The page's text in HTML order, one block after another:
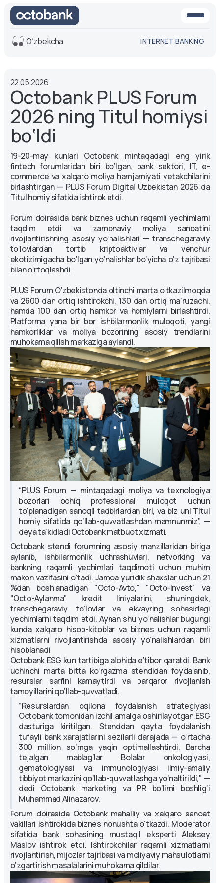
O'rta
versiya
versiya
Ovoz
Matn o'lchami
Aa -
Aa +
Oʻzbekcha INTERNET BANKING
22.05.2026
Octobank PLUS Forum
2026 ning Titul homiysi
bo‘ldi
19-20-may kunlari Octobank mintaqadagi eng yirik
fintech forumlaridan biri bo‘lgan, bank sektori, IT, e-
commerce va xalqaro moliya hamjamiyati yetakchilarini
birlashtirgan — PLUS Forum Digital Uzbekistan 2026 da
Titul homiy sifatida ishtirok etdi.
Forum doirasida bank biznes uchun raqamli yechimlarni
taqdim etdi va zamonaviy moliya sanoatini
rivojlantirishning asosiy yo‘nalishlari — transchegaraviy
to‘lovlardan tortib kriptoaktivlar va venchur
ekotizimigacha bo‘lgan yo‘nalishlar bo‘yicha o‘z tajribasi
bilan o‘rtoqlashdi.
PLUS Forum O‘zbekistonda oltinchi marta o‘tkazilmoqda
va 2600 dan ortiq ishtirokchi, 130 dan ortiq ma’ruzachi,
hamda 100 dan ortiq hamkor va homiylarni birlashtirdi.
Platforma yana bir bor ishbilarmonlik muloqoti, yangi
hamkorliklar va moliya bozorining asosiy trendlarini
muhokama qilish markaziga aylandi.
“PLUS Forum — mintaqadagi moliya va texnologiya
bozorlari ochiq professional muloqot uchun
to’planadigan sanoqli tadbirlardan biri, va biz uni Titul
homiy sifatida qo‘llab-quvvatlashdan mamnunmiz”, —
deya ta’kidladi Octobank matbuot xizmati.
Octobank stendi forumning asosiy manzillaridan biriga
aylanib, ishbilarmonlik uchrashuvlari, netvorking va
bankning raqamli yechimlari taqdimoti uchun muhim
makon vazifasini o‘tadi. Jamoa yuridik shaxslar uchun 21
%dan boshlanadigan "Octo-Avto," "Octo-Invest" va
"Octo-Aylanma" kredit liniyalarini, shuningdek,
transchegaraviy to‘lovlar va ekvayring sohasidagi
yechimlarni taqdim etdi. Aynan shu yo‘nalishlar bugungi
kunda xalqaro hisob-kitoblar va biznes uchun raqamli
xizmatlarni rivojlantirishda asosiy yo‘nalishlardan biri
hisoblanadi
Octobank ESG kun tartibiga alohida e’tibor qaratdi. Bank
uchinchi marta bitta ko‘rgazma stendidan foydalanib,
resurslar sarfini kamaytirdi va barqaror rivojlanish
tamoyillarini qo‘llab-quvvatladi.
“Resurslardan oqilona foydalanish strategiyasi
Octobank tomonidan izchil amalga oshirilayotgan ESG
dasturiga kiritilgan. Stenddan qayta foydalanish
tufayli bank xarajatlarini sezilarli darajada — o‘rtacha
300 million so‘mga yaqin optimallashtirdi. Barcha
tejalgan mablag‘lar Bolalar onkologiyasi,
gematologiyasi va immunologiyasi ilmiy-amaliy
tibbiyot markazini qo‘llab-quvvatlashga yo‘naltirildi," —
dedi Octobank marketing va PR bo‘limi boshlig‘i
Muhammad Alinazarov.
Forum doirasida Octobank mahalliy va xalqaro sanoat
vakillari ishtirokida biznes nonushta o‘tkazdi. Moderator
sifatida bank sohasining mustaqil eksperti Aleksey
Maslov ishtirok etdi. Ishtirokchilar raqamli xizmatlarni
rivojlantirish, mijozlar tajribasi va moliyaviy mahsulotlarni
o‘zgartirish masalalarini muhokama qildilar.